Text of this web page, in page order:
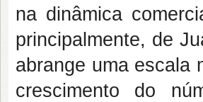
na dinâmica
principalmente, de
abrange uma escala
crescimento do